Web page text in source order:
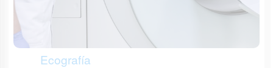
Ecografía